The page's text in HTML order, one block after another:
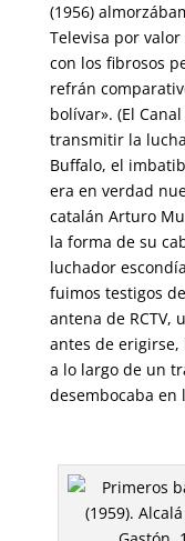
(1956)
Televisa por
con los fibrosos
refrán
bolívar». (El
transmitir la
Buffalo, el
era en verdad
catalán Arturo
la forma de su
luchador
fuimos testigos
antena de RCTV,
antes de
a lo largo de un
desembocaba en